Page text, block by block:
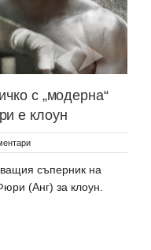
с „модерна“
е клоун
съперник на
(Анг) за клоун.